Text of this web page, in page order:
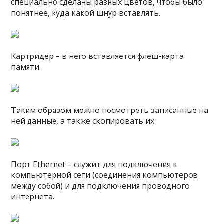
понятнее, куда какой шнур вставлять.
Картридер – в него вставляется флеш-карта
памяти.
Таким образом можно посмотреть записанные на
ней данные, а также скопировать их.
Порт Ethernet – служит для подключения к
компьютерной сети (соединения компьютеров
между собой) и для подключения проводного
интернета.